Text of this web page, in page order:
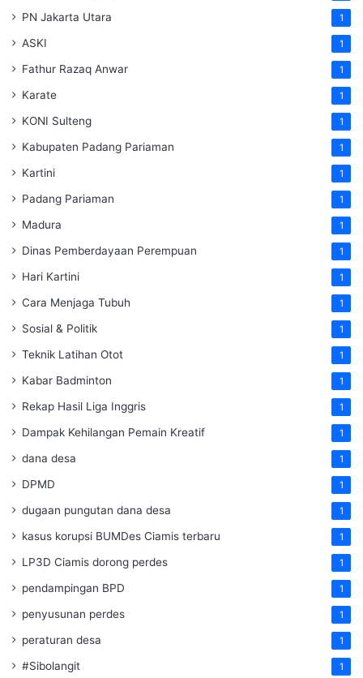
PN Jakarta Utara 1
ASKI 1
Fathur Razaq Anwar 1
Karate 1
KONI Sulteng 1
Kabupaten Padang Pariaman 1
Kartini 1
Padang Pariaman 1
Madura 1
Dinas Pemberdayaan Perempuan 1
Hari Kartini 1
Cara Menjaga Tubuh 1
Sosial & Politik 1
Teknik Latihan Otot 1
Kabar Badminton 1
Rekap Hasil Liga Inggris 1
Dampak Kehilangan Pemain Kreatif 1
dana desa 1
DPMD 1
dugaan pungutan dana desa 1
kasus korupsi BUMDes Ciamis terbaru 1
LP3D Ciamis dorong perdes 1
pendampingan BPD 1
penyusunan perdes 1
peraturan desa 1
#Sibolangit 1